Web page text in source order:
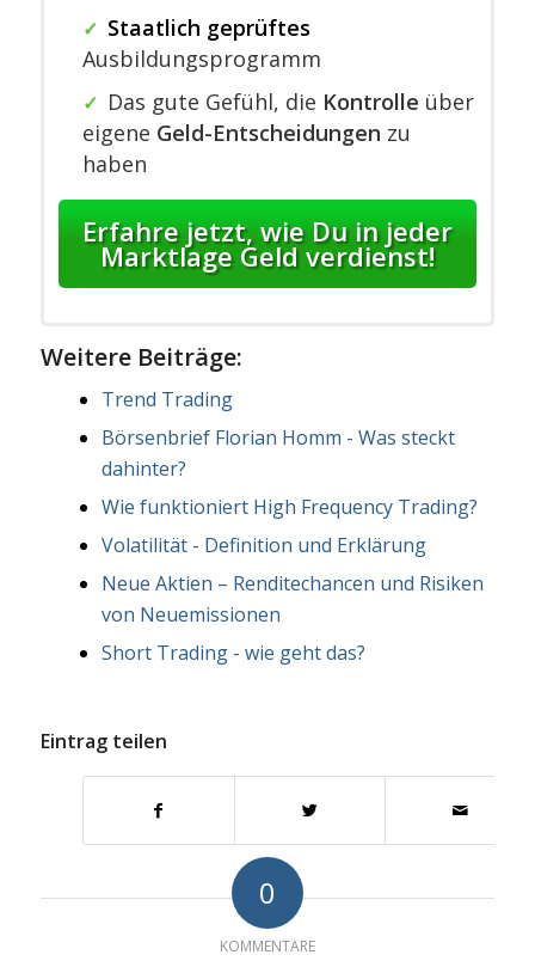
✓ Staatlich geprüftes
Ausbildungsprogramm
✓ Das gute Gefühl, die Kontrolle über
eigene Geld-Entscheidungen zu
haben
Erfahre jetzt, wie Du in jeder
Marktlage Geld verdienst!
Weitere Beiträge:
Trend Trading
Börsenbrief Florian Homm - Was steckt
dahinter?
Wie funktioniert High Frequency Trading?
Volatilität - Definition und Erklärung
Neue Aktien – Renditechancen und Risiken
von Neuemissionen
Short Trading - wie geht das?
Eintrag teilen
0
KOMMENTARE